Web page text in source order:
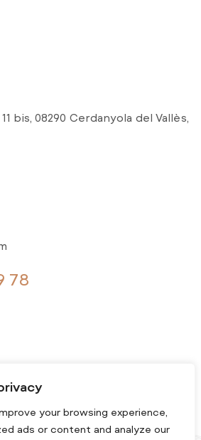
your browsing experience,
ads or content and analyze our
bis, 08290 Cerdanyola del Vallès,
78
All rights reserved